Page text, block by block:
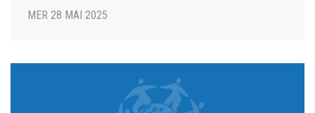
MER 28 MAI 2025